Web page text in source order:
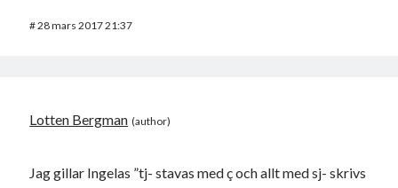
#28 mars 2017 21:37
Lotten Bergman
Jag gillar Ingelas ”tj- stavas med ç och allt med sj- skrivs